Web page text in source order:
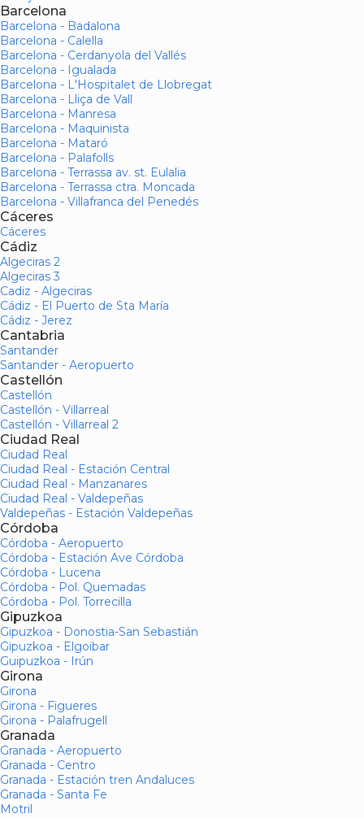
Barcelona
Barcelona - Badalona
Barcelona - Calella
Barcelona - Cerdanyola del Vallés
Barcelona - Igualada
Barcelona - L'Hospitalet de Llobregat
Barcelona - Lliça de Vall
Barcelona - Manresa
Barcelona - Maquinista
Barcelona - Mataró
Barcelona - Palafolls
Barcelona - Terrassa av. st. Eulalia
Barcelona - Terrassa ctra. Moncada
Barcelona - Villafranca del Penedés
Cáceres
Cáceres
Cádiz
Algeciras 2
Algeciras 3
Cadiz - Algeciras
Cádiz - El Puerto de Sta María
Cádiz - Jerez
Cantabria
Santander
Santander - Aeropuerto
Castellón
Castellón
Castellón - Villarreal
Castellón - Villarreal 2
Ciudad Real
Ciudad Real
Ciudad Real - Estación Central
Ciudad Real - Manzanares
Ciudad Real - Valdepeñas
Valdepeñas - Estación Valdepeñas
Córdoba
Córdoba - Aeropuerto
Córdoba - Estación Ave Córdoba
Córdoba - Lucena
Córdoba - Pol. Quemadas
Córdoba - Pol. Torrecilla
Gipuzkoa
Gipuzkoa - Donostia-San Sebastián
Gipuzkoa - Elgoibar
Guipuzkoa - Irún
Girona
Girona
Girona - Figueres
Girona - Palafrugell
Granada
Granada - Aeropuerto
Granada - Centro
Granada - Estación tren Andaluces
Granada - Santa Fe
Motril